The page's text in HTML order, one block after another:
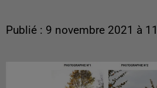
Publié : 9 novembre 2021 à